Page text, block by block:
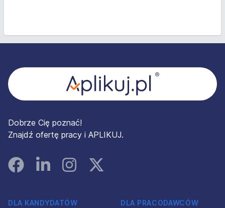
Dobrze Cię poznać!
Znajdź ofertę pracy i APLIKUJ.
FacebookLinked InInstagramInstagram
DLA KANDYDATÓW DLA PRACODAWCÓW